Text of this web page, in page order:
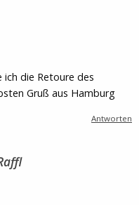
ich die Retoure des
Gruß aus Hamburg
Antworten